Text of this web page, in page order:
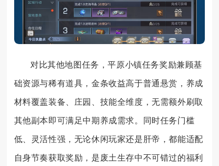
对比其他地图任务，平原小镇任务奖励兼顾基
础资源与稀有道具，金条收益高于普通悬赏，养成
材料覆盖装备、庄园、技能全维度，无需额外刷取
其他副本即可满足中期养成需求。同时任务门槛
低、灵活性强，无论休闲玩家还是肝帝，都能适配
自身节奏获取奖励，是废土生存中不可错过的福利